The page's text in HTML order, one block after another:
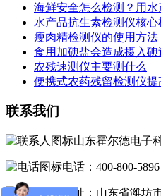
海鲜安全怎么检测？用
水产品抗生素检测仪核
瘦肉精检测仪的使用方法
食用加碘盐会造成摄入碘
农残速测仪主要测什么
便携式农药残留检测仪
联系我们
山东霍尔德电子
电话：400-800-5896
地址：山东省潍坊